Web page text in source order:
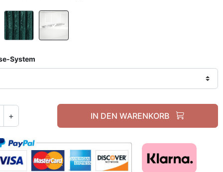
Silberer KantengriffWeißer Kunststoffgriff
Silberer Kunststoffgriff
System
+ IN DEN WARENKORB